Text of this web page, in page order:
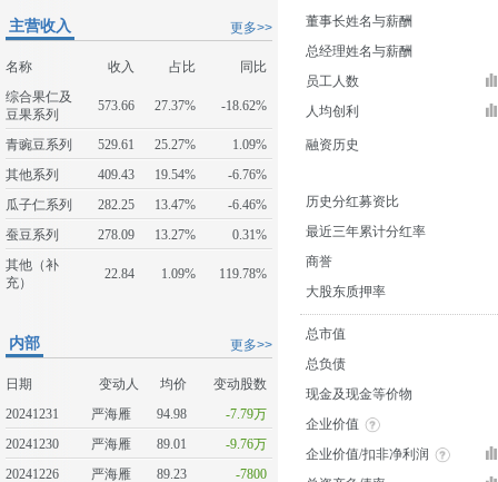
更多>>
主营收入
名称 收入 占比
同比
综合果仁及
豆果系列
573.66 27.37% -18.62%
青豌豆系列 529.61 25.27%
1.09%
其他系列
409.43 19.54%
-6.76%
瓜子仁系列
282.25 13.47%
-6.46%
蚕豆系列
278.09 13.27%
0.31%
其他（补
充）
22.84 1.09% 119.78%
更多>>
内部
日期 变动人 均价
变动股数
20241231
严海雁 94.98
-7.79万
20241230
严海雁 89.01
-9.76万
20241226
严海雁 89.23
-7800
董事长姓名与薪酬
总经理姓名与薪酬
员工人数
人均创利
融资历史
历史分红募资比
最近三年累计分红率
商誉
大股东质押率
总市值
总负债
现金及现金等价物
企业价值
企业价值/扣非净利润